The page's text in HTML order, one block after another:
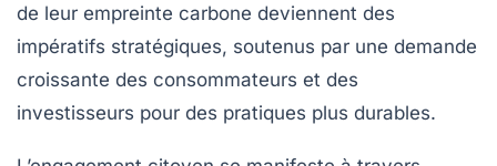
de leur empreinte carbone deviennent des
impératifs stratégiques, soutenus par une demande
croissante des consommateurs et des
investisseurs pour des pratiques plus durables.